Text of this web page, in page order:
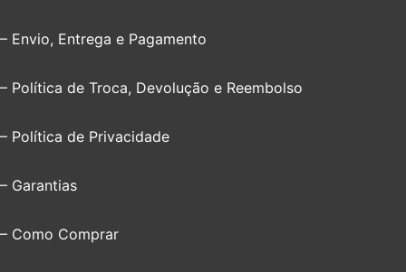
– Envio, Entrega e Pagamento
– Política de Troca, Devolução e Reembolso
– Política de Privacidade
– Garantias
– Como Comprar